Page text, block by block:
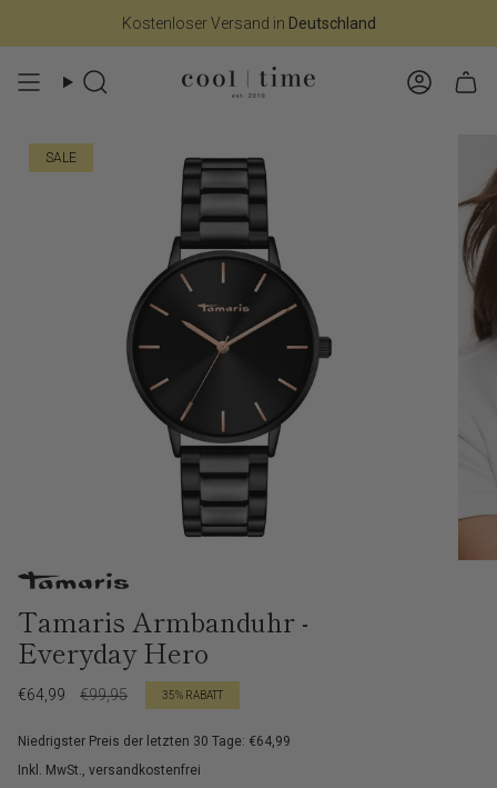
springen
Kostenloser Versand in Deutschland
Suche Konto
SALE
Tamaris Armbanduhr -
Everyday Hero
Verkaufspreis
€64,99
Regulärer
€99,95 35% RABATT
Niedrigster Preis der letzten 30 Tage: €64,99
Inkl. MwSt., versandkostenfrei